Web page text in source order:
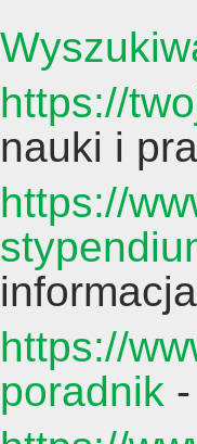
https://
nauki i
https://
https://
poradnik